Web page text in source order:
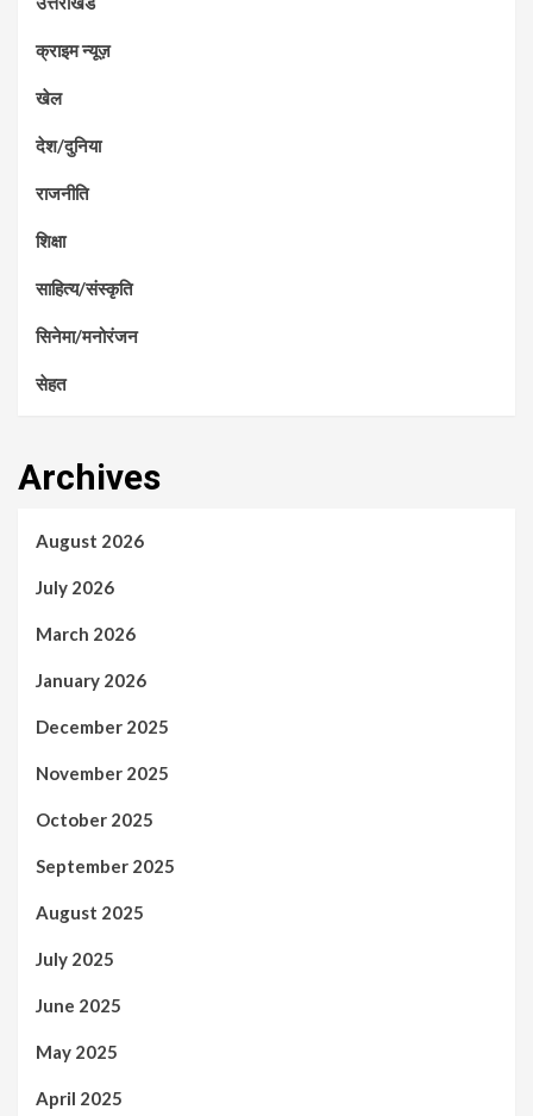
क्राइम न्यूज़
खेल
देश/दुनिया
राजनीति
शिक्षा
साहित्य/संस्कृति
सिनेमा/मनोरंजन
सेहत
Archives
August 2026
July 2026
March 2026
January 2026
December 2025
November 2025
October 2025
September 2025
August 2025
July 2025
June 2025
May 2025
April 2025